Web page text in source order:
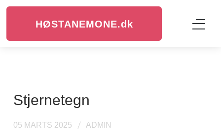
HØSTANEMONE.dk
stjernetegn
05 MARTS 2025 ADMIN